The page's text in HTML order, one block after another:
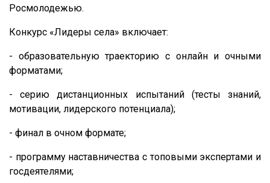
Росмолодежью.
Конкурс «Лидеры села» включает:
- образовательную траекторию с онлайн и очными
форматами;
- серию дистанционных испытаний (тесты знаний,
мотивации, лидерского потенциала);
- финал в очном формате;
- программу наставничества с топовыми экспертами и
госдеятелями;